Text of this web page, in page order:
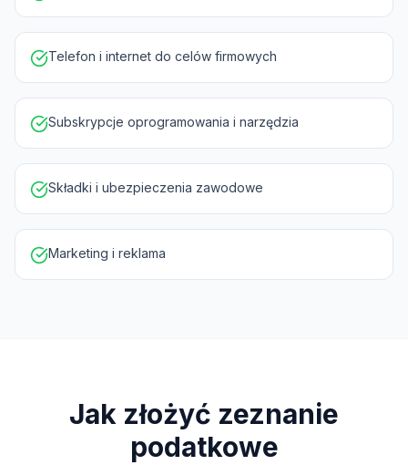
Telefon i internet do celów firmowych
Subskrypcje oprogramowania i narzędzia
Składki i ubezpieczenia zawodowe
Marketing i reklama
Jak złożyć zeznanie
podatkowe